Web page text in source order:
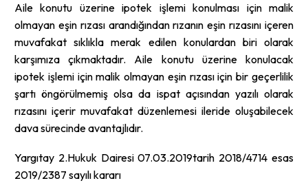
Aile konutu üzerine ipotek işlemi konulması için malik
olmayan eşin rızası arandığından rızanın eşin rızasını içeren
muvafakat sıklıkla merak edilen konulardan biri olarak
karşımıza çıkmaktadır. Aile konutu üzerine konulacak
ipotek işlemi için malik olmayan eşin rızası için bir geçerlilik
şartı öngörülmemiş olsa da ispat açısından yazılı olarak
rızasını içerir muvafakat düzenlemesi ileride oluşabilecek
dava sürecinde avantajlıdır.
Yargıtay 2.Hukuk Dairesi 07.03.2019tarih 2018/4714 esas
2019/2387 sayılı kararı